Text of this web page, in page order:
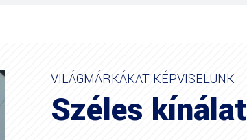
VILÁGMÁRKÁKAT KÉPVISELÜNK
Széles kínálat